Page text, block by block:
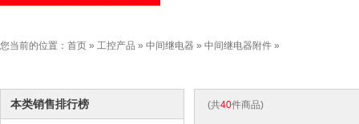
您当前的位置： 首页 » 工控产品 » 中间继电器 » 中间继电器附件 »
本类销售排行榜 (共40件商品)